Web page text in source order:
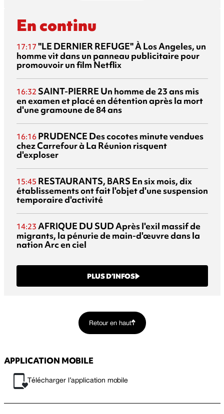
En continu
17:17 "LE DERNIER REFUGE"À Los Angeles, un
homme vit dans un panneau publicitaire pour
promouvoir un film Netflix
16:32 SAINT-PIERRE Un homme de 23 ans mis
en examen et placé en détention après la mort
d'une gramoune de 84 ans
16:16 PRUDENCE Des cocotes minute vendues
chez Carrefour à La Réunion risquent
d'exploser
15:45 RESTAURANTS, BARS En six mois, dix
établissements ont fait l'objet d'une suspension
temporaire d'activité
14:23 AFRIQUE DU SUDAprès l'exil massif de
migrants, la pénurie de main-d'œuvre dans la
nation Arc en ciel
PLUS D’INFOS
Retour en haut
APPLICATION MOBILE
Télécharger l’application mobile